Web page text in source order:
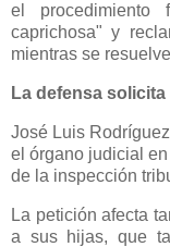
el
caprichosa" y
mientras se
La defensa
José Luis
el órgano judicial
de la inspección
La petición afecta
a sus hijas, que